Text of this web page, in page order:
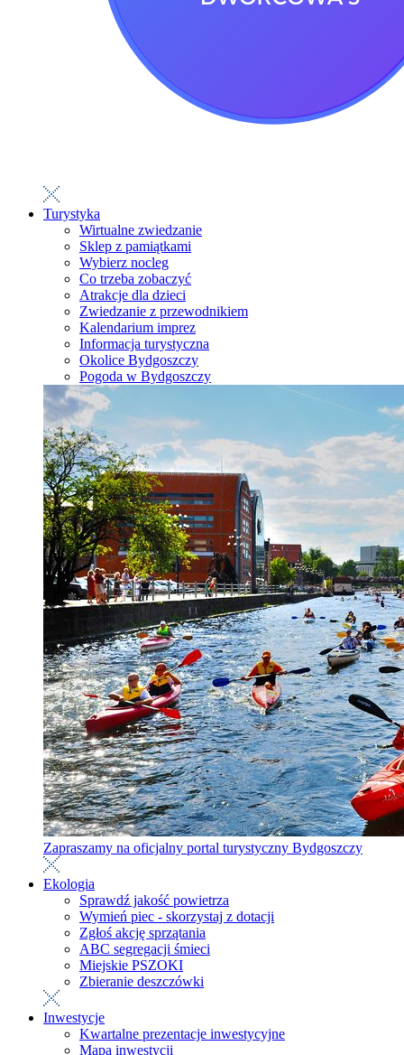
Turystyka
Wirtualne zwiedzanie
Sklep z pamiątkami
Wybierz nocleg
Co trzeba zobaczyć
Atrakcje dla dzieci
Zwiedzanie z przewodnikiem
Kalendarium imprez
Informacja turystyczna
Okolice Bydgoszczy
Pogoda w Bydgoszczy
Zapraszamy na oficjalny portal turystyczny Bydgoszczy
Ekologia
Sprawdź jakość powietrza
Wymień piec - skorzystaj z dotacji
Zgłoś akcję sprzątania
ABC segregacji śmieci
Miejskie PSZOKI
Zbieranie deszczówki
Inwestycje
Kwartalne prezentacje inwestycyjne
Mapa inwestycji